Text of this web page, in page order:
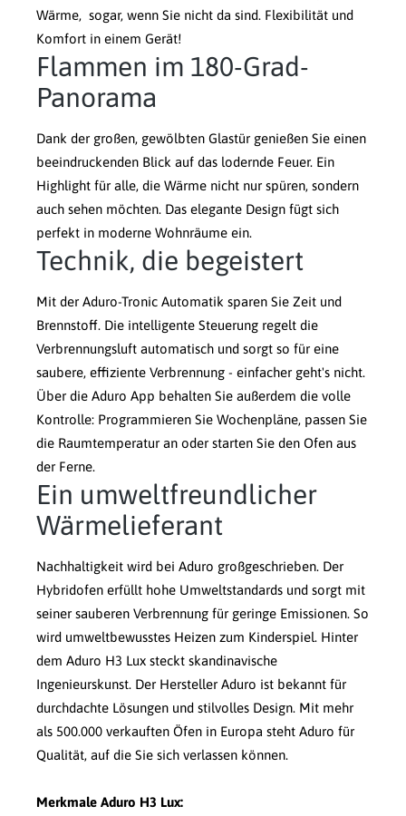
Wärme, sogar, wenn Sie nicht da sind. Flexibilität und
Komfort in einem Gerät!
Flammen im 180-Grad-
Panorama
Dank der großen, gewölbten Glastür genießen Sie einen
beeindruckenden Blick auf das lodernde Feuer. Ein
Highlight für alle, die Wärme nicht nur spüren, sondern
auch sehen möchten. Das elegante Design fügt sich
perfekt in moderne Wohnräume ein.
Technik, die begeistert
Mit der Aduro-Tronic Automatik sparen Sie Zeit und
Brennstoff. Die intelligente Steuerung regelt die
Verbrennungsluft automatisch und sorgt so für eine
saubere, effiziente Verbrennung - einfacher geht's nicht.
Über die Aduro App behalten Sie außerdem die volle
Kontrolle: Programmieren Sie Wochenpläne, passen Sie
die Raumtemperatur an oder starten Sie den Ofen aus
der Ferne.
Ein umweltfreundlicher
Wärmelieferant
Nachhaltigkeit wird bei Aduro großgeschrieben. Der
Hybridofen erfüllt hohe Umweltstandards und sorgt mit
seiner sauberen Verbrennung für geringe Emissionen. So
wird umweltbewusstes Heizen zum Kinderspiel. Hinter
dem Aduro H3 Lux steckt skandinavische
Ingenieurskunst. Der Hersteller Aduro ist bekannt für
durchdachte Lösungen und stilvolles Design. Mit mehr
als 500.000 verkauften Öfen in Europa steht Aduro für
Qualität, auf die Sie sich verlassen können.
Merkmale Aduro H3 Lux: